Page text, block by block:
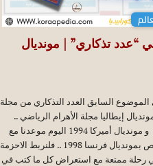
“عدد تذكاري” | مونديال
السابق العدد التذكاري من مجلة
إيطاليا مجلة الأهرام الرياضي ..
مونديال إيطاليا 90. و مونديال أميركا 1994 اليوم موعدنا مع
العدد التذكاري الخاص بمونديال فرنسا 1998 .. فلنربط الاحزمة
رحلة ممتعة مع استعراض كل ما كتب في